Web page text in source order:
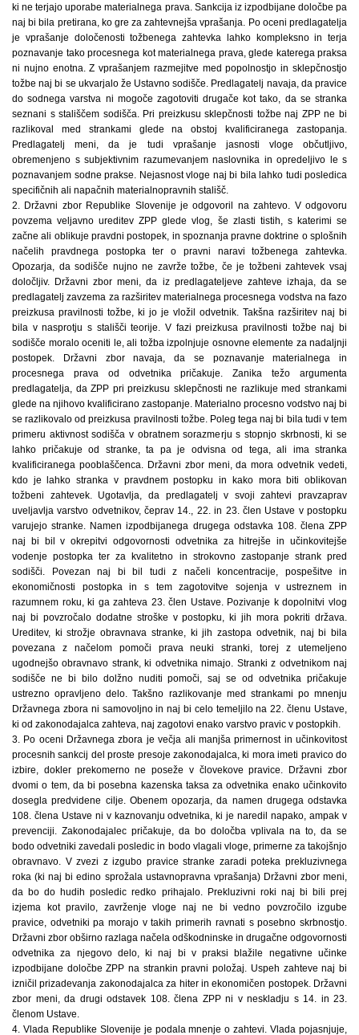
ki ne terjajo uporabe materialnega prava. Sankcija iz izpodbijane določbe pa
naj bi bila pretirana, ko gre za zahtevnejša vprašanja. Po oceni predlagatelja
je vprašanje določenosti tožbenega zahtevka lahko kompleksno in terja
poznavanje tako procesnega kot materialnega prava, glede katerega praksa
ni nujno enotna. Z vprašanjem razmejitve med popolnostjo in sklepčnostjo
tožbe naj bi se ukvarjalo že Ustavno sodišče. Predlagatelj navaja, da pravice
do sodnega varstva ni mogoče zagotoviti drugače kot tako, da se stranka
seznani s stališčem sodišča. Pri preizkusu sklepčnosti tožbe naj ZPP ne bi
razlikoval med strankami glede na obstoj kvalificiranega zastopanja.
Predlagatelj meni, da je tudi vprašanje jasnosti vloge občutljivo,
obremenjeno s subjektivnim razumevanjem naslovnika in opredeljivo le s
poznavanjem sodne prakse. Nejasnost vloge naj bi bila lahko tudi posledica
specifičnih ali napačnih materialnopravnih stališč.
2. Državni zbor Republike Slovenije je odgovoril na zahtevo. V odgovoru
povzema veljavno ureditev ZPP glede vlog, še zlasti tistih, s katerimi se
začne ali oblikuje pravdni postopek, in spoznanja pravne doktrine o splošnih
načelih pravdnega postopka ter o pravni naravi tožbenega zahtevka.
Opozarja, da sodišče nujno ne zavrže tožbe, če je tožbeni zahtevek vsaj
določljiv. Državni zbor meni, da iz predlagateljeve zahteve izhaja, da se
predlagatelj zavzema za razširitev materialnega procesnega vodstva na fazo
preizkusa pravilnosti tožbe, ki jo je vložil odvetnik. Takšna razširitev naj bi
bila v nasprotju s stališči teorije. V fazi preizkusa pravilnosti tožbe naj bi
sodišče moralo oceniti le, ali tožba izpolnjuje osnovne elemente za nadaljnji
postopek. Državni zbor navaja, da se poznavanje materialnega in
procesnega prava od odvetnika pričakuje. Zanika težo argumenta
predlagatelja, da ZPP pri preizkusu sklepčnosti ne razlikuje med strankami
glede na njihovo kvalificirano zastopanje. Materialno procesno vodstvo naj bi
se razlikovalo od preizkusa pravilnosti tožbe. Poleg tega naj bi bila tudi v tem
primeru aktivnost sodišča v obratnem sorazmerju s stopnjo skrbnosti, ki se
lahko pričakuje od stranke, ta pa je odvisna od tega, ali ima stranka
kvalificiranega pooblaščenca. Državni zbor meni, da mora odvetnik vedeti,
kdo je lahko stranka v pravdnem postopku in kako mora biti oblikovan
tožbeni zahtevek. Ugotavlja, da predlagatelj v svoji zahtevi pravzaprav
uveljavlja varstvo odvetnikov, čeprav 14., 22. in 23. člen Ustave v postopku
varujejo stranke. Namen izpodbijanega drugega odstavka 108. člena ZPP
naj bi bil v okrepitvi odgovornosti odvetnika za hitrejše in učinkovitejše
vodenje postopka ter za kvalitetno in strokovno zastopanje strank pred
sodišči. Povezan naj bi bil tudi z načeli koncentracije, pospešitve in
ekonomičnosti postopka in s tem zagotovitve sojenja v ustreznem in
razumnem roku, ki ga zahteva 23. člen Ustave. Pozivanje k dopolnitvi vlog
naj bi povzročalo dodatne stroške v postopku, ki jih mora pokriti država.
Ureditev, ki strožje obravnava stranke, ki jih zastopa odvetnik, naj bi bila
povezana z načelom pomoči prava neuki stranki, torej z utemeljeno
ugodnejšo obravnavo strank, ki odvetnika nimajo. Stranki z odvetnikom naj
sodišče ne bi bilo dolžno nuditi pomoči, saj se od odvetnika pričakuje
ustrezno opravljeno delo. Takšno razlikovanje med strankami po mnenju
Državnega zbora ni samovoljno in naj bi celo temeljilo na 22. členu Ustave,
ki od zakonodajalca zahteva, naj zagotovi enako varstvo pravic v postopkih.
3. Po oceni Državnega zbora je večja ali manjša primernost in učinkovitost
procesnih sankcij del proste presoje zakonodajalca, ki mora imeti pravico do
izbire, dokler prekomerno ne poseže v človekove pravice. Državni zbor
dvomi o tem, da bi posebna kazenska taksa za odvetnika enako učinkovito
dosegla predvidene cilje. Obenem opozarja, da namen drugega odstavka
108. člena Ustave ni v kaznovanju odvetnika, ki je naredil napako, ampak v
prevenciji. Zakonodajalec pričakuje, da bo določba vplivala na to, da se
bodo odvetniki zavedali posledic in bodo vlagali vloge, primerne za takojšnjo
obravnavo. V zvezi z izgubo pravice stranke zaradi poteka prekluzivnega
roka (ki naj bi edino sprožala ustavnopravna vprašanja) Državni zbor meni,
da bo do hudih posledic redko prihajalo. Prekluzivni roki naj bi bili prej
izjema kot pravilo, zavrženje vloge naj ne bi vedno povzročilo izgube
pravice, odvetniki pa morajo v takih primerih ravnati s posebno skrbnostjo.
Državni zbor obširno razlaga načela odškodninske in drugačne odgovornosti
odvetnika za njegovo delo, ki naj bi v praksi blažile negativne učinke
izpodbijane določbe ZPP na strankin pravni položaj. Uspeh zahteve naj bi
izničil prizadevanja zakonodajalca za hiter in ekonomičen postopek. Državni
zbor meni, da drugi odstavek 108. člena ZPP ni v neskladju s 14. in 23.
členom Ustave.
4. Vlada Republike Slovenije je podala mnenje o zahtevi. Vlada pojasnjuje,